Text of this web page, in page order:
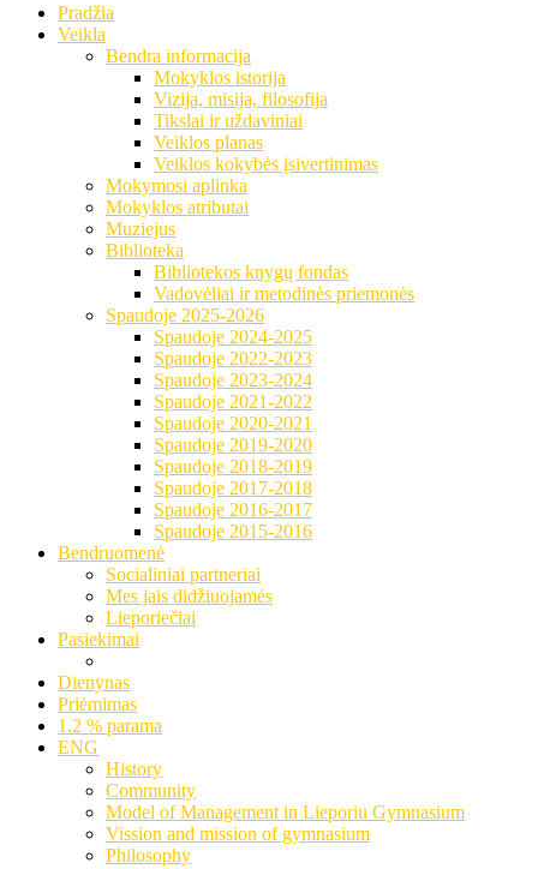
Pradžia
Veikla
Bendra informacija
Mokyklos istorija
Vizija, misija, filosofija
Tikslai ir uždaviniai
Veiklos planas
Veiklos kokybės įsivertinimas
Mokymosi aplinka
Mokyklos atributai
Muziejus
Biblioteka
Bibliotekos knygų fondas
Vadovėliai ir metodinės priemonės
Spaudoje 2025-2026
Spaudoje 2024-2025
Spaudoje 2022-2023
Spaudoje 2023-2024
Spaudoje 2021-2022
Spaudoje 2020-2021
Spaudoje 2019-2020
Spaudoje 2018-2019
Spaudoje 2017-2018
Spaudoje 2016-2017
Spaudoje 2015-2016
Bendruomenė
Socialiniai partneriai
Mes jais didžiuojamės
Lieporiečiai
Pasiekimai
Dienynas
Priėmimas
1.2 % parama
ENG
History
Community
Model of Management in Lieporiu Gymnasium
Vission and mission of gymnasium
Philosophy